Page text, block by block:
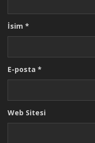
İsim *
E-posta *
Web Sitesi